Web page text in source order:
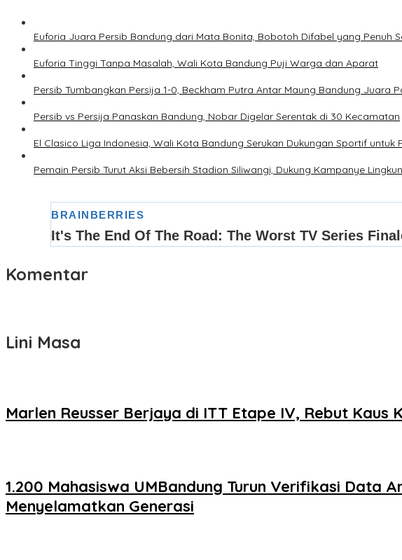
Euforia Juara Persib Bandung dari Mata Bonita, Bobotoh Difabel yang Penuh
Euforia Tinggi Tanpa Masalah, Wali Kota Bandung Puji Warga dan Aparat
Persib Tumbangkan Persija 1-0, Beckham Putra Antar Maung Bandung Juara
Persib vs Persija Panaskan Bandung, Nobar Digelar Serentak di 30 Kecamatan
El Clasico Liga Indonesia, Wali Kota Bandung Serukan Dukungan Sportif untuk
Pemain Persib Turut Aksi Bebersih Stadion Siliwangi, Dukung Kampanye
Komentar
Lini Masa
Marlen Reusser Berjaya di ITT Etape IV, Rebut Kaus
1.200 Mahasiswa UMBandung Turun Verifikasi Data
Menyelamatkan Generasi